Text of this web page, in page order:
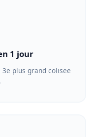
1 jour
plus grand colisee